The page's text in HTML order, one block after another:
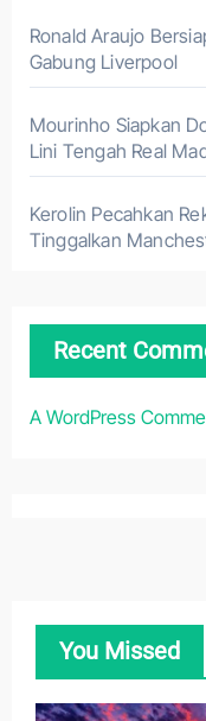
Ronald Araujo
Gabung Liverpool
Mourinho Siapkan
Lini Tengah Real
Kerolin Pecahkan
Tinggalkan
Recent
A WordPress
You Missed